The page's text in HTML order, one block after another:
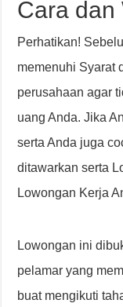
Cara dan
Perhatikan!
memenuhi Syarat
perusahaan agar
uang Anda. Jika
serta Anda juga
ditawarkan serta
Lowongan Kerja
Lowongan ini
pelamar yang
buat mengikuti